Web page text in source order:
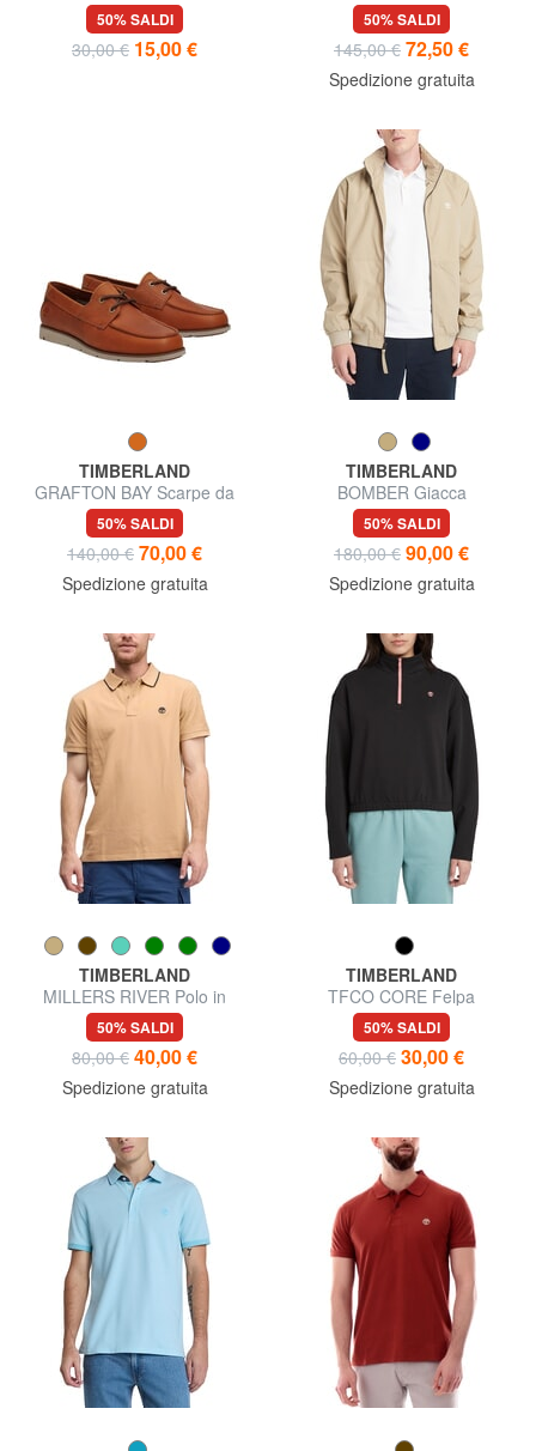
calze
50% SALDI
30,00 € 15,00 €
barca in pelle
50% SALDI
145,00 € 72,50 €
Spedizione gratuita
TIMBERLAND
GRAFTON BAY Scarpe da
vela in pelle
50% SALDI
140,00 € 70,00 €
Spedizione gratuita
TIMBERLAND
BOMBER Giacca
impermeabile
50% SALDI
180,00 € 90,00 €
Spedizione gratuita
TIMBERLAND
MILLERS RIVER Polo in
cotone
50% SALDI
80,00 € 40,00 €
Spedizione gratuita
TIMBERLAND
TFCO CORE Felpa
50% SALDI
60,00 € 30,00 €
Spedizione gratuita